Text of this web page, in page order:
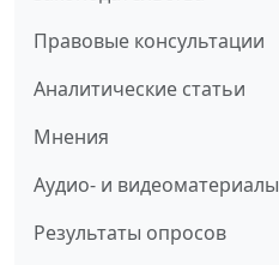
Правовые консультации
Аналитические статьи
Мнения
Аудио- и видеоматериалы
Результаты опросов